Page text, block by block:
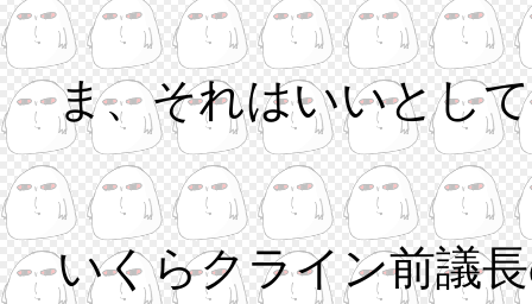
ま、それはいいとし
いくらクライン前議